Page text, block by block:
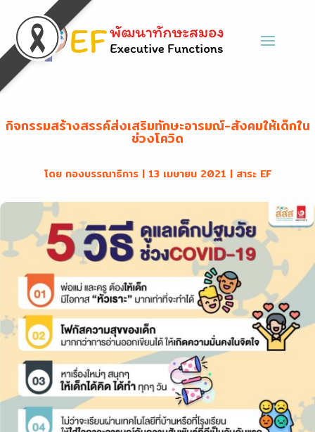
กิจกรรมสร้างสรรค์ส่งเสริมทักษะอารมณ์-สังคมให้เด็กใน
ช่วงโควิด
โดย กองบรรณาธิการ| 13 เมษายน 2021 | สาระ EF